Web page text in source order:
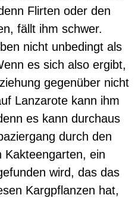
Flirten oder den
fällt ihm schwer.
nicht unbedingt als
es sich also ergibt,
gegenüber nicht
Lanzarote kann ihm
es kann durchaus
durch den
Kakteengarten, ein
wird, das das
Kargpflanzen hat,